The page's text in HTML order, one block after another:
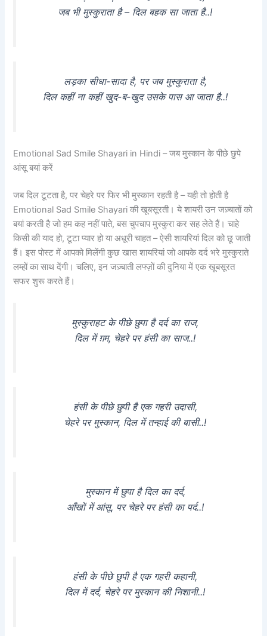
जब भी मुस्कुराता है – दिल बहक सा जाता है..!
लड़का सीधा-सादा है, पर जब मुस्कुराता है,
दिल कहीं ना कहीं खुद-ब-खुद उसके पास आ जाता है..!
Emotional Sad Smile Shayari in Hindi – जब मुस्कान के पीछे छुपे
आंसू बयां करें
जब दिल टूटता है, पर चेहरे पर फिर भी मुस्कान रहती है – यही तो होती है
Emotional Sad Smile Shayari की खूबसूरती। ये शायरी उन जज़्बातों को
बयां करती है जो हम कह नहीं पाते, बस चुपचाप मुस्कुरा कर सह लेते हैं। चाहे
किसी की याद हो, टूटा प्यार हो या अधूरी चाहत – ऐसी शायरियां दिल को छू जाती
हैं। इस पोस्ट में आपको मिलेंगी कुछ खास शायरियां जो आपके दर्द भरे मुस्कुराते
लम्हों का साथ देंगी। चलिए, इन जज़्बाती लफ्ज़ों की दुनिया में एक खूबसूरत
सफर शुरू करते हैं।
मुस्कुराहट के पीछे छुपा है दर्द का राज,
दिल में ग़म, चेहरे पर हंसी का साज..!
हंसी के पीछे छुपी है एक गहरी उदासी,
चेहरे पर मुस्कान, दिल में तन्हाई की बासी..!
मुस्कान में छुपा है दिल का दर्द,
आँखों में आंसू, पर चेहरे पर हंसी का पर्द..!
हंसी के पीछे छुपी है एक गहरी कहानी,
दिल में दर्द, चेहरे पर मुस्कान की निशानी..!